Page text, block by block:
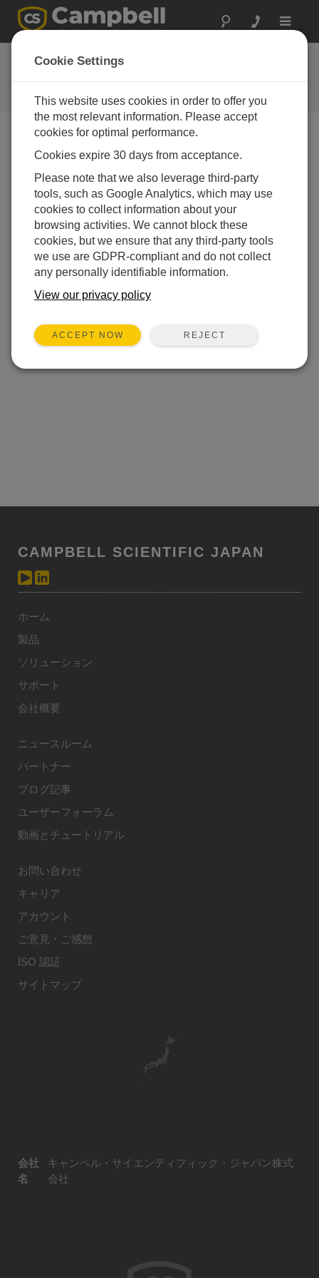
Toggle
Feedback
Let us know how we can improve
our website
Feedback Tool Unavailable
The page feedback tool is currently unavailable.
CAMPBELL SCIENTIFIC JAPAN
ホーム
製品
ソリューション
サポート
会社概要
ニュースルーム
パートナー
ブログ記事
ユーザーフォーラム
動画とチュートリアル
お問い合わせ
キャリア
アカウント
ご意見・ご感想
ISO 認証
サイトマップ
会社
名
キャンベル・サイエンティフィック・ジャパン株式
会社
Cookie Settings
This website uses cookies in order to offer you
the most relevant information. Please accept
cookies for optimal performance.
Cookies expire 30 days from acceptance.
Please note that we also leverage third-party
tools, such as Google Analytics, which may use
cookies to collect information about your
browsing activities. We cannot block these
cookies, but we ensure that any third-party tools
we use are GDPR-compliant and do not collect
any personally identifiable information.
View our privacy policy
ACCEPT NOW REJECT